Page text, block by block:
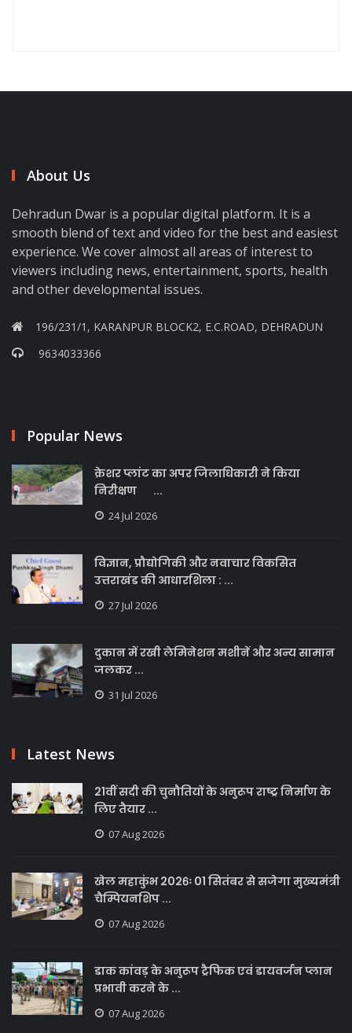
About Us
Dehradun Dwar is a popular digital platform. It is a
smooth blend of text and video for the best and easiest
experience. We cover almost all areas of interest to
viewers including news, entertainment, sports, health
and other developmental issues.
196/231/1, KARANPUR BLOCK2, E.C.ROAD, DEHRADUN
9634033366
Popular News
क्रेशर प्लांट का अपर जिलाधिकारी ने किया
निरीक्षण ...
24 Jul 2026
विज्ञान, प्रौद्योगिकी और नवाचार विकसित
उत्तराखंड की आधारशिला : ...
27 Jul 2026
दुकान में रखी लेमिनेशन मशीनें और अन्य सामान
जलकर ...
31 Jul 2026
Latest News
21वीं सदी की चुनौतियों के अनुरूप राष्ट्र निर्माण के
लिए तैयार ...
07 Aug 2026
खेल महाकुंभ 2026ः 01 सितंबर से सजेगा मुख्यमंत्री
चैम्पियनशिप ...
07 Aug 2026
डाक कांवड़ के अनुरूप ट्रैफिक एवं डायवर्जन प्लान
प्रभावी करने के ...
07 Aug 2026